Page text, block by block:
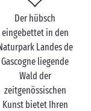
Der hübsch
eingebettet in den
Landes de
Gascogne liegende
Wald der
zeitgenössischen
Kunst bietet Ihren